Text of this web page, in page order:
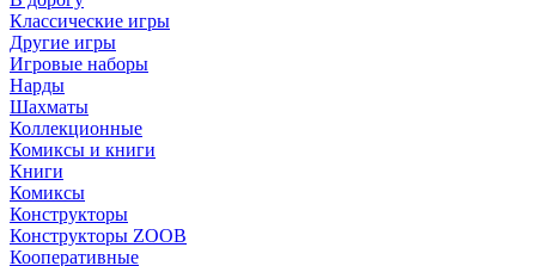
Классические игры
Другие игры
Игровые наборы
Нарды
Шахматы
Коллекционные
Комиксы и книги
Книги
Комиксы
Конструкторы
Конструкторы ZOOB
Кооперативные